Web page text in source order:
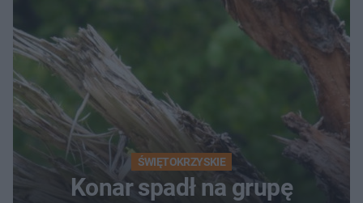
ŚWIĘTOKRZYSKIE
Konar spadł na grupę